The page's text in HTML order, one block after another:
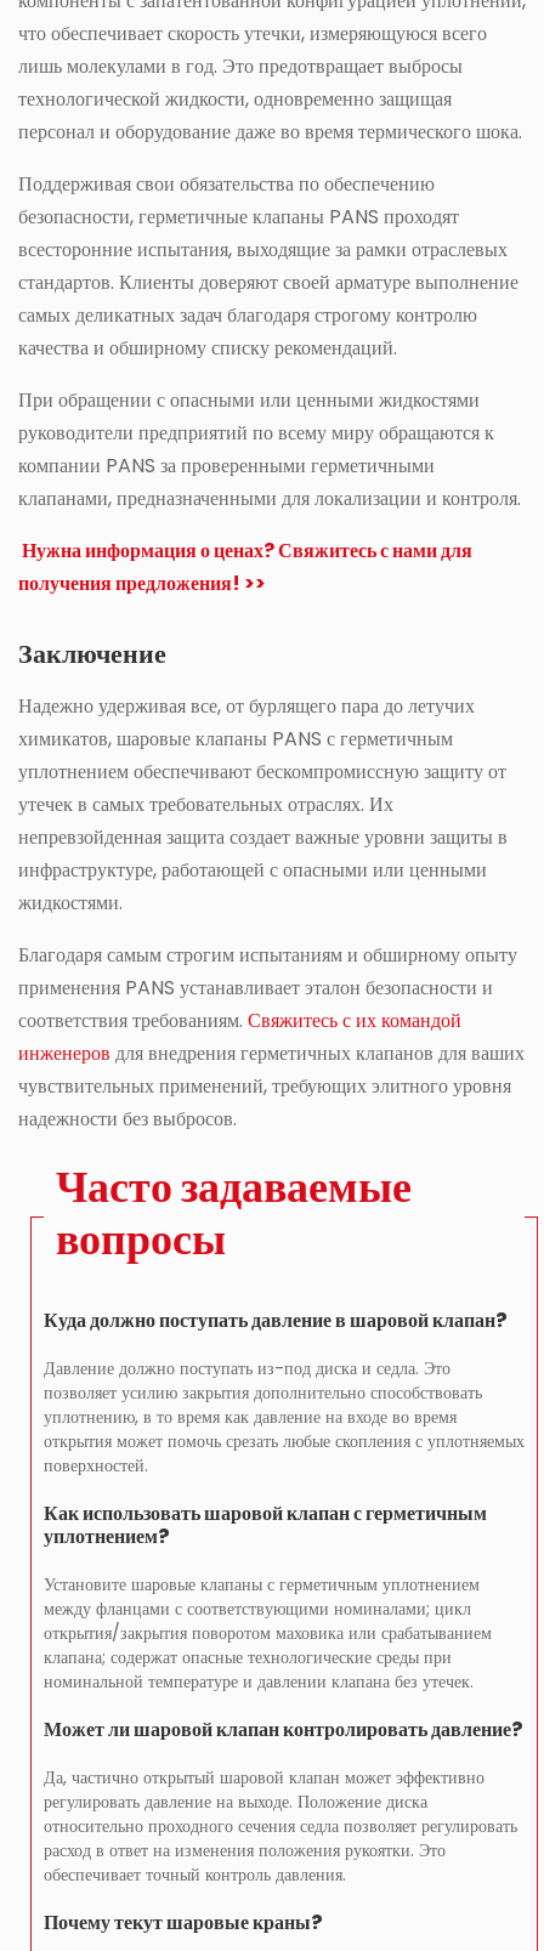
что обеспечивает скорость утечки, измеряющуюся всего
лишь молекулами в год. Это предотвращает выбросы
технологической жидкости, одновременно защищая
персонал и оборудование даже во время термического шока.
Поддерживая свои обязательства по обеспечению
безопасности, герметичные клапаны PANS проходят
всесторонние испытания, выходящие за рамки отраслевых
стандартов. Клиенты доверяют своей арматуре выполнение
самых деликатных задач благодаря строгому контролю
качества и обширному списку рекомендаций.
При обращении с опасными или ценными жидкостями
руководители предприятий по всему миру обращаются к
компании PANS за проверенными герметичными
клапанами, предназначенными для локализации и контроля.
Нужна информация о ценах? Свяжитесь с нами для
получения предложения! >>
Заключение
Надежно удерживая все, от бурлящего пара до летучих
химикатов, шаровые клапаны PANS с герметичным
уплотнением обеспечивают бескомпромиссную защиту от
утечек в самых требовательных отраслях. Их
непревзойденная защита создает важные уровни защиты в
инфраструктуре, работающей с опасными или ценными
жидкостями.
Благодаря самым строгим испытаниям и обширному опыту
применения PANS устанавливает эталон безопасности и
соответствия требованиям. Свяжитесь с их командой
инженеров для внедрения герметичных клапанов для ваших
чувствительных применений, требующих элитного уровня
надежности без выбросов.
Часто задаваемые
вопросы
Куда должно поступать давление в шаровой клапан?
Давление должно поступать из-под диска и седла. Это
позволяет усилию закрытия дополнительно способствовать
уплотнению, в то время как давление на входе во время
открытия может помочь срезать любые скопления с уплотняемых
поверхностей.
Как использовать шаровой клапан с герметичным
уплотнением?
Установите шаровые клапаны с герметичным уплотнением
между фланцами с соответствующими номиналами; цикл
открытия/закрытия поворотом маховика или срабатыванием
клапана; содержат опасные технологические среды при
номинальной температуре и давлении клапана без утечек.
Может ли шаровой клапан контролировать давление?
Да, частично открытый шаровой клапан может эффективно
регулировать давление на выходе. Положение диска
относительно проходного сечения седла позволяет регулировать
расход в ответ на изменения положения рукоятки. Это
обеспечивает точный контроль давления.
Почему текут шаровые краны?